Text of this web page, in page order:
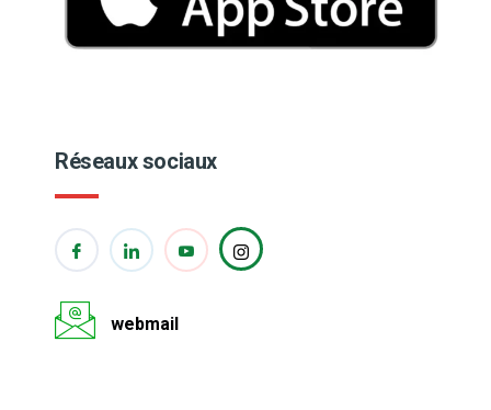
Réseaux sociaux
webmail